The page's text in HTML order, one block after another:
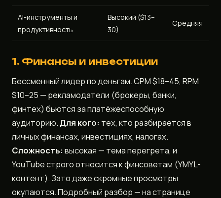
AI-инструменты и
продуктивность
Высокий ($13–
30)
Средняя
1. Финансы и инвестиции
Бессменный лидер по деньгам. CPM $18–45, RPM
$10–25 — рекламодатели (брокеры, банки,
финтех) бьются за платёжеспособную
аудиторию. Для кого: тех, кто разбирается в
личных финансах, инвестициях, налогах.
Сложность:высокая — тема перегрета, и
YouTube строго относится к финсоветам (YMYL-
контент). Зато даже скромные просмотры
окупаются. Подробный разбор — на странице